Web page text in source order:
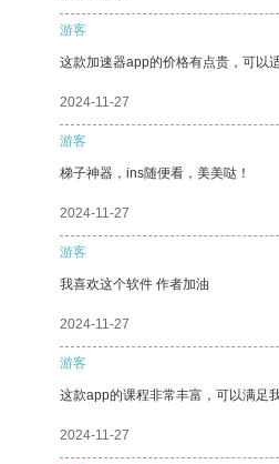
游客
这款加速器app的价格有点贵，可以
2024-11-27
游客
梯子神器，ins随便看，美美哒！
2024-11-27
游客
我喜欢这个软件 作者加油
2024-11-27
游客
这款app的课程非常丰富，可以满足
2024-11-27